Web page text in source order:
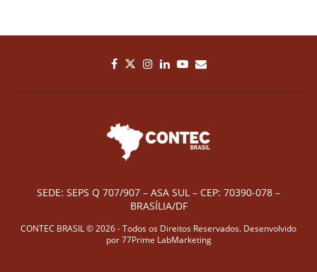
SEDE: SEPS Q 707/907 – ASA SUL – CEP: 70390-078 –
BRASÍLIA/DF
CONTEC BRASIL © 2026 - Todos os Direitos Reservados. Desenvolvido
por77Prime LabMarketing